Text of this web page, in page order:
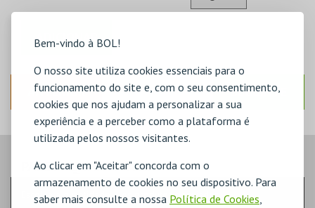
Bem-vindo à BOL!
O nosso site utiliza cookies essenciais para o
funcionamento do site e, com o seu consentimento,
cookies que nos ajudam a personalizar a sua
experiência e a perceber como a plataforma é
utilizada pelos nossos visitantes.
Ao clicar em "Aceitar" concorda com o
armazenamento de cookies no seu dispositivo. Para
saber mais consulte a nossa Política de Cookies,
ADICIONAR
ANTERIOR SEGUINTE
PASSO- QUANTIDADE
Escolha a quantidade e os produtos desejados